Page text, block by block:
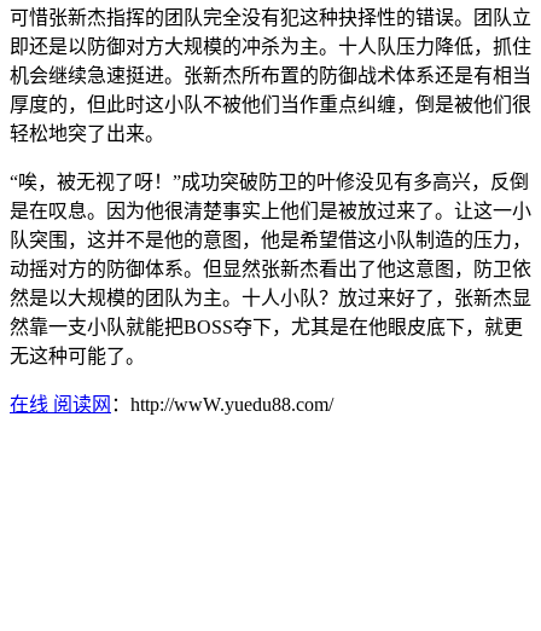
可惜张新杰指挥的团队完全没有犯这种抉择性的错误。团队立
即还是以防御对方大规模的冲杀为主。十人队压力降低，抓住
机会继续急速挺进。张新杰所布置的防御战术体系还是有相当
厚度的，但此时这小队不被他们当作重点纠缠，倒是被他们很
轻松地突了出来。
“唉，被无视了呀！”成功突破防卫的叶修没见有多高兴，反倒
是在叹息。因为他很清楚事实上他们是被放过来了。让这一小
队突围，这并不是他的意图，他是希望借这小队制造的压力，
动摇对方的防御体系。但显然张新杰看出了他这意图，防卫依
然是以大规模的团队为主。十人小队？放过来好了，张新杰显
然靠一支小队就能把BOSS夺下，尤其是在他眼皮底下，就更
无这种可能了。
在线 阅读网 ：http://wwW.yuedu88.com/